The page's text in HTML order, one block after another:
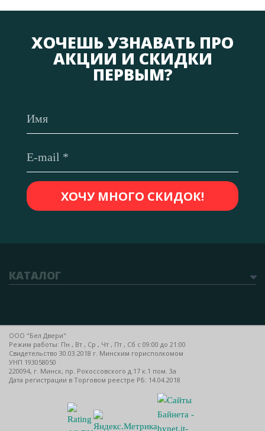
ХОЧЕШЬ УЗНАВАТЬ ПРО
АКЦИИ И СКИДКИ
ПЕРВЫМ?
КАТАЛОГ
ООО "Бел Двери"
Режим работы: Пн , Вт , Ср , Чт , Пт , Сб c 09:00 до 21:00
Свидетельство 30.03.2018 г. Минским горисполкомом
УНП 193058050
220094, г. Минск, пр. Рокоссовского д.17 к.1 пом. 3а
Дата регистрации в Торговом реестре РБ: 14.04.2018